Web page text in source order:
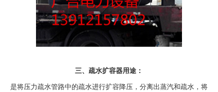
三、疏水扩容器用途：
是将压力疏水管路中的疏水进行扩容降压，分离出蒸汽和疏水，将